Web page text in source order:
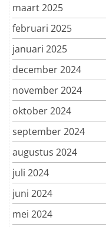
maart 2025
februari 2025
januari 2025
december 2024
november 2024
oktober 2024
september 2024
augustus 2024
juli 2024
juni 2024
mei 2024